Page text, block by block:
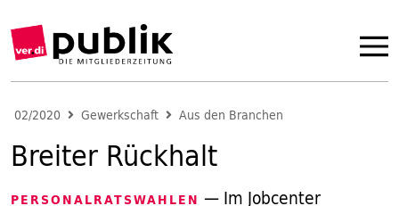
02/2020 Gewerkschaft Aus den Branchen
Breiter Rückhalt
PERSONALRATSWAHLEN — Im Jobcenter